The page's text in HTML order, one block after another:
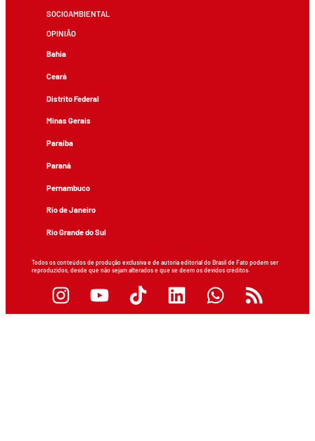
SOCIOAMBIENTAL
OPINIÃO
Bahia
Ceará
Distrito Federal
Minas Gerais
Paraíba
Paraná
Pernambuco
Rio de Janeiro
Rio Grande do Sul
Todos os conteúdos de produção exclusiva e de autoria editorial do Brasil de Fato podem ser
reproduzidos, desde que não sejam alterados e que se deem os devidos créditos.